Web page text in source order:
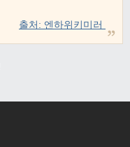
출처: 엔하위키미러